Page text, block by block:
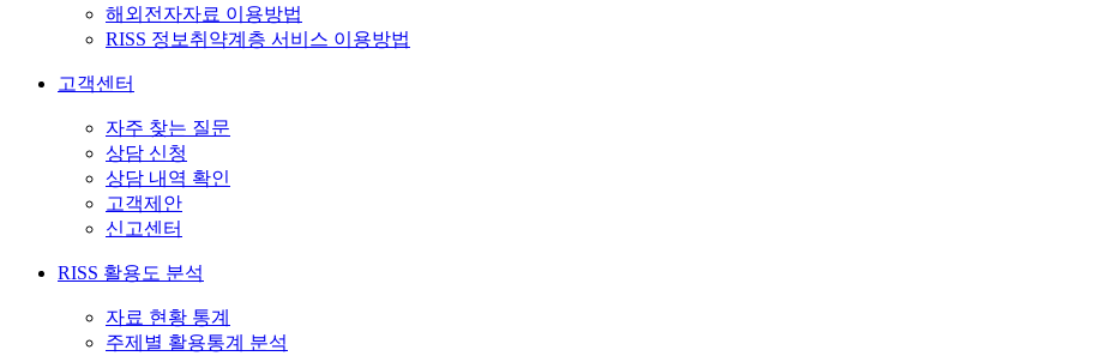
해외전자자료 이용방법
RISS 정보취약계층 서비스 이용방법
고객센터
자주 찾는 질문
상담 신청
상담 내역 확인
고객제안
신고센터
RISS 활용도 분석
자료 현황 통계
주제별 활용통계 분석